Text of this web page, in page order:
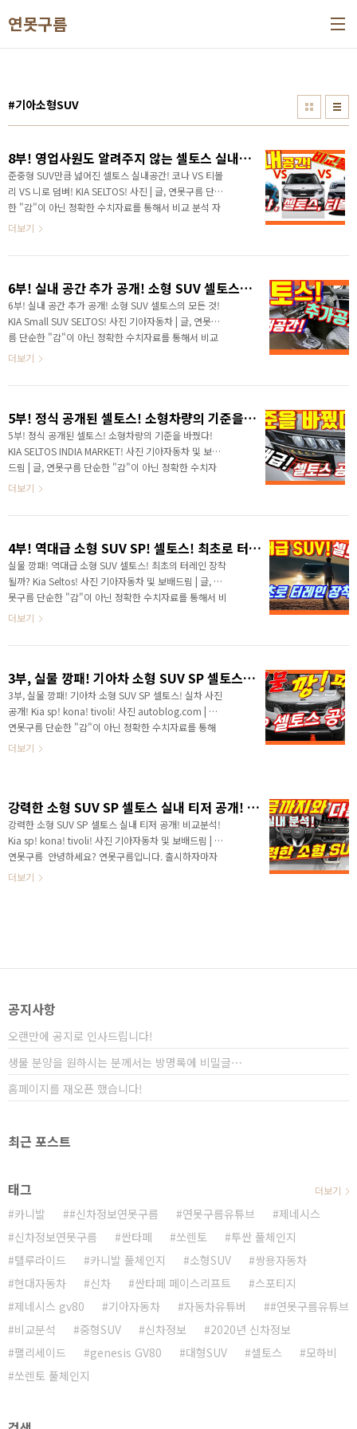
연못구름
#기아소형SUV
8부! 영업사원도 알려주지 않는 셀토스 실내공간! 코나 VS 티볼리 VS 니로와 비교!
준중형 SUV만큼 넓어진 셀토스 실내공간! 코나 VS 티볼
리 VS 니로 덤벼! KIA SELTOS! 사진 | 글, 연못구름 단순
한 "감"이 아닌 정확한 수치자료를 통해서 비교 분석 자
료를 제시하는 연못구름입니다! # 영상 보기 안녕하세
알려드리게 되었습니다. 지난 영상에서는 트림 선택을
드렸습니다. 그리고 셀토스의 특징은 3가지로 요약해 드
렸습니다. 1. 멋진 디자인 : 강인하고 존재감 넘치는 디
자인! 와이드하고 볼륨감 있는 디자인! 2. 자율 주행 장
치 : 차로 유지 보조(LFA)기능이 기본 제공되며, 자율 주
량에 없었던 10.25인치 대..
더보기
6부! 실내 공간 추가 공개! 소형 SUV 셀토스의 모든 것! KIA Small SUV SELTOS!
6부! 실내 공간 추가 공개! 소형 SUV 셀토스의 모든 것!
KIA Small SUV SELTOS! 사진 기아자동차 | 글, 연못구
름 단순한 "감"이 아닌 정확한 수치자료를 통해서 비교
분석 자료를 제시하는 연못구름입니다! 안녕하세요? 연
형 SUV 시장에서 지각변동을 일으킬 것 같다는 의견을 5
된 실내 사진과 함께 셀토스의 경쟁력을 분석해 보겠습니
다. 글로벌 자동차 3위 시장인 인도에서 최초로 공개된
셀토스는 압도적인 경쟁력을 갖추고 출시가 되었습니다.
기아차가 인도 시장을 공략하기 위해서 만든 차량이 바로
어버려도 될 만큼 셀토스의 디자인은..
더보기
5부! 정식 공개된 셀토스! 소형차량의 기준을 바꿨다! KIA SELTOS INDIA MARKET!
5부! 정식 공개된 셀토스! 소형차량의 기준을 바꿨다!
KIA SELTOS INDIA MARKET! 사진 기아자동차 및 보배
드림 | 글, 연못구름 단순한 "감"이 아닌 정확한 수치자
료를 통해서 비교 분석 자료를 제시하는 연못구름입니
형 SUV인 셀토스가 소형 SUV 시장에서 지각변동을 일
디어 셀토스가 인도 시장에 공개되었습니다. # 영상으로
보기 #1 기아차의 새로운 SUV인 셀토스의 소식을 4부
까지 전달해 드리면서 역대급이라는 표현을 자주 사용
했는데, 인도 시장에서 공개된 셀토스는 역대급이라는
어넘어서 중형과 대형급 SUV 비교해도 좋을 만큼 ..
더보기
4부! 역대급 소형 SUV SP! 셀토스! 최초로 터레인 장착 Kia Seltos!
실물 깡패! 역대급 소형 SUV 셀토스! 최초의 터레인 장착
될까? Kia Seltos! 사진 기아자동차 및 보배드림 | 글, 연
못구름 단순한 "감"이 아닌 정확한 수치자료를 통해서 비
교 분석 자료를 제시하는 연못구름입니다! 안녕하세요?
해외 촬영 중에 포착되면서, 연못구름은 지난 3부 영상에
일으킬 것 같다는 의견을 알려 드렸습니다. # 관련 영상
보기 ▼1부 : 외부 디자인! ▼ 2부 실내 디자인! 콘셉트카
에서 선보인 파격적인 디자인이, 양산차량에 그대로 적용
되었습니다. 소형 SUV 임을 고려해 본다면 역대급이라고
에 연못구름 유튜브 채널뿐..
더보기
3부, 실물 깡패! 기아차 소형 SUV SP 셀토스! 실차 사진 공개! Kia sp! kona! tivoli!
3부, 실물 깡패! 기아차 소형 SUV SP 셀토스! 실차 사진
공개! Kia sp! kona! tivoli! 사진 autoblog.com | 글,
연못구름 단순한 "감"이 아닌 정확한 수치자료를 통해
서 비교 분석 자료를 제시하는 연못구름입니다! 안녕하
관련 영상 보기 ▼1부 : 외부 디자인! ▼ 2부 실내 디자
인! 콘셉트카에서 선보인 파격적인 수준의 디자인은 소
형 SUV 임을 고려해 본다면 역대급이라고 표현해도 전
혀 부족함이 없는데 이런 이유 때문인지 관련 영상 하단
에 출시를 기대하는 다양한 댓글 반응을 볼 수 있었습니
다. 드디어 해외에서 셀..
더보기
강력한 소형 SUV SP 셀토스 실내 티저 공개! 비교분석!
강력한 소형 SUV SP 셀토스 실내 티저 공개! 비교분석!
Kia sp! kona! tivoli! 사진 기아자동차 및 보배드림 | 글,
연못구름 ​ 안녕하세요? 연못구름입니다. 출시하자마자
소형 시장을 모두 잡아먹을 것 같은 기아차의 새로운 소
직접 본 SP와 공개된 외부 디자인을 비교해 드렸습니다.
장에..
더보기
공지사항
오랜만에 공지로 인사드립니다!
생물 분양을 원하시는 분께서는 방명록에 비밀글⋯
홈페이지를 재오픈 했습니다!
최근 포스트
태그
카니발 #신차정보연못구름 연못구름유튜브
제네시스
신차정보연못구름
싼타페 쏘렌토
투싼 풀체인지
텔루라이드
카니발 풀체인지 소형SUV
쌍용자동차
현대자동차
신차 싼타페 페이스리프트
스포티지
제네시스 gv80
기아자동차 자동차유튜버
#연못구름유튜브
비교분석
중형SUV 신차정보
2020년 신차정보
팰리세이드
genesis GV80 대형SUV 셀토스
모하비
쏘렌토 풀체인지
더보기